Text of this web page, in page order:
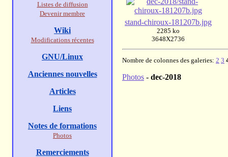
stand-chiroux-181207b.jpg
2285 ko
3648X2736
Nombre de colonnes des galeries: 2 3
Photos - dec-2018
Listes de diffusion
Devenir membre
Wiki
Modifications récentes
GNU/Linux
Anciennes nouvelles
Articles
Liens
Notes de formations
Photos
Remerciements